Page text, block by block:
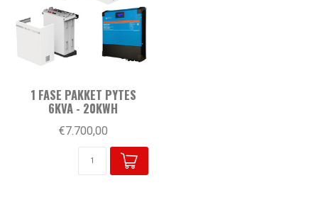
1 FASE PAKKET PYTES
6KVA - 20KWH
€7.700,00